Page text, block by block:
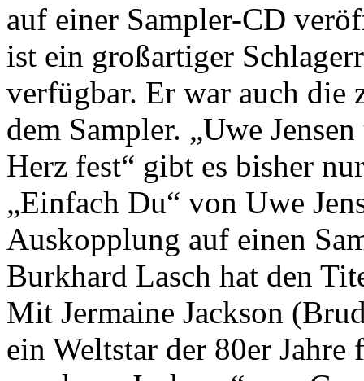
auf einer Sampler-CD
ist ein großartiger
verfügbar. Er war auch die
dem Sampler. „Uwe
Herz fest“ gibt es bisher
„Einfach Du“ von Uwe
Auskopplung auf einen
Burkhard Lasch hat den
Mit Jermaine Jackson
ein Weltstar der 80er